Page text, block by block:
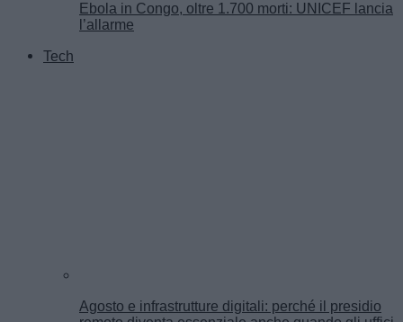
Ebola in Congo, oltre 1.700 morti: UNICEF lancia
l’allarme
Tech
Agosto e infrastrutture digitali: perché il presidio